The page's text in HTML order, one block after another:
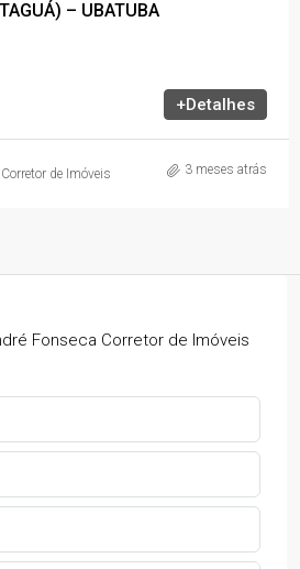
– UBATUBA
+Detalhes
de Imóveis 3 meses atrás
Fonseca Corretor de Imóveis